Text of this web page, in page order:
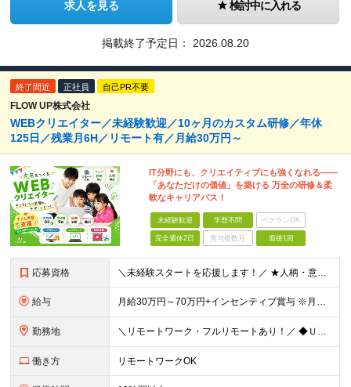
求人を見る 検討中に入れる
掲載終了予定日： 2026.08.20
終了間近 正社員 自己PR不要
FLOW UP株式会社
WEBクリエイター／未経験歓迎／10ヶ月のカスタム研修／年休
125日／残業月6H／リモート有／月給30万円～
IT分野にも、クリエイティブにも強くなれる――
「あなただけの価値」を築ける 万全の研修＆柔
軟なキャリアパス！
未経験歓迎 学歴不問 ベテランOK
完全週休2日 賞与複数月 面接1回
応募資格 ＼未経験スタートを応援します！／ ★人柄・意欲を重視した採用★ 育成を前提とした採用のため、 「PCに触ったことがほとんどない…」という方の挑戦も歓迎！ ＜例えば…＞ ●やりたいことはあるけど、ス
給与 月給30万円～70万円+インセンティブ賞与 ※月給額は経験・スキルを考慮の上、決定いたします。 【インセンティブについて】 自社サービスを提案し、サービス化した場合、一部の利益をインセンティブとして
勤務地 ＼リモートワーク・フルリモートあり！／ ◆Ｕ・Ｉターン歓迎 ◆転居を伴う転勤はありません。 ◆配属先はお住まいや希望を考慮し決定します。 ◆マイカー通勤OK（駐車場あり／プロジェクトによる） 【本
働き方 リモートワークOK